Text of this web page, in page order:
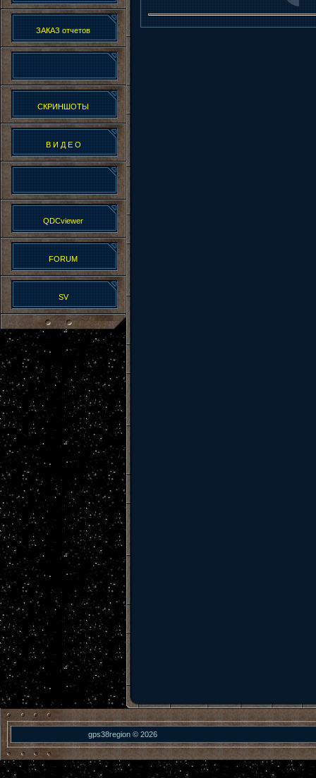
ЗАКАЗ отчетов
СКРИНШОТЫ
В И Д Е О
QDCviewer
FORUM
SV
gps38region © 2026